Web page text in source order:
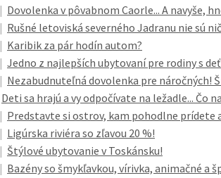
| Dovolenka v pôvabnom Caorle... A navyše,
| Rušné letoviská severného Jadranu nie sú
| Karibik za pár hodín autom?
| Jedno z najlepších ubytovaní pre rodiny s
| Nezabudnuteľná dovolenka pre náročných!
Deti sa hrajú a vy odpočívate na ležadle... Čo
| Predstavte si ostrov, kam pohodlne prídete
| Ligúrska riviéra so zľavou 20 %!
| Štýlové ubytovanie v Toskánsku!
| Bazény so šmykľavkou, vírivka, animačné a